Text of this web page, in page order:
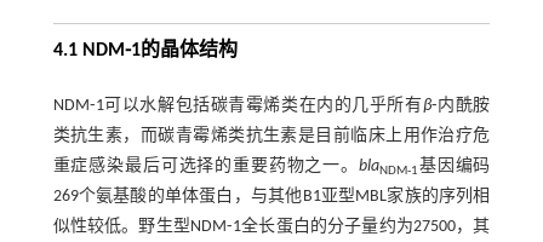
4.1 NDM⁃1的晶体结构
NDM⁃1可以水解包括碳青霉烯类在内的几乎所有 β⁃内酰胺
类抗生素，而碳青霉烯类抗生素是目前临床上用作治疗危
重症感染最后可选择的重要药物之一。blaNDM⁃1基因编码
269个氨基酸的单体蛋白，与其他B1亚型MBL家族的序列相
似性较低。野生型NDM⁃1全长蛋白的分子量约为27500，其